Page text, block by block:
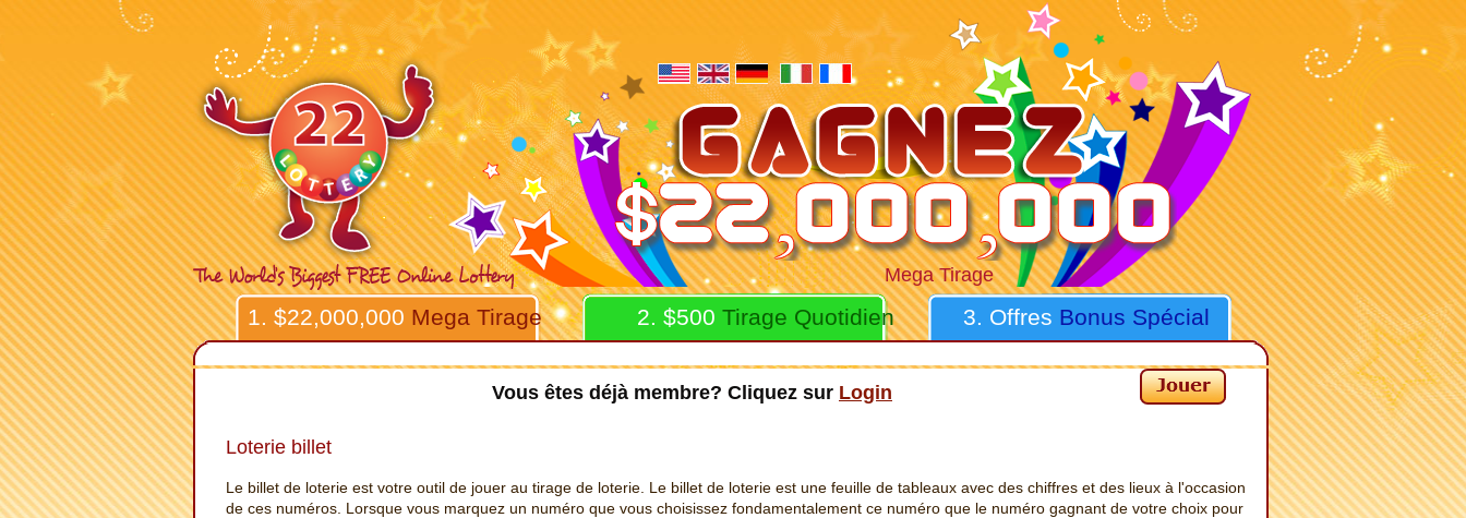
Mega Tirage
1. $22,000,000 Mega Tirage 2. $500 Tirage Quotidien 3. Offres Bonus Spécial
Vous êtes déjà membre? Cliquez sur Login
Loterie billet
Le billet de loterie est votre outil de jouer au tirage de loterie. Le billet de loterie est une feuille de tableaux avec des chiffres et des lieux à l'occasion
de ces numéros. Lorsque vous marquez un numéro que vous choisissez fondamentalement ce numéro que le numéro gagnant de votre choix pour